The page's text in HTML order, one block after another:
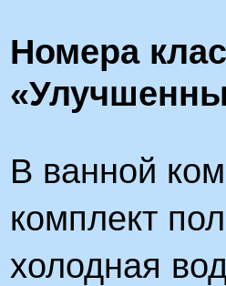
Номера
В ванной
комплект
холодная